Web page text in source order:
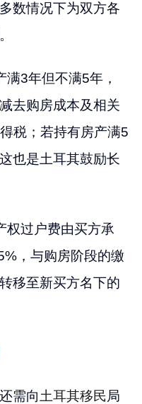
数情况下为双方各
3年但不满5年，
去购房成本及相关
税；若持有房产满5
也是土耳其鼓励长
权过户费由买方承
，与购房阶段的缴
移至新买方名下的
需向 土耳其移民局